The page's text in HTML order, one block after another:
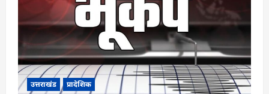
उत्तराखंड प्रादेशिक